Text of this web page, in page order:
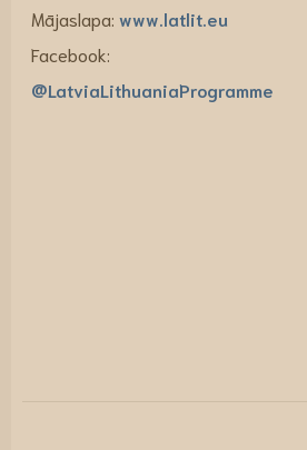
Mājaslapa: www.latlit.eu
Facebook:
@LatviaLithuaniaProgramme